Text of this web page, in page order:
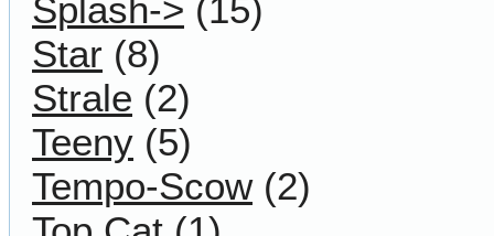
Splash-> (15)
Star (8)
Strale (2)
Teeny (5)
Tempo-Scow(2)